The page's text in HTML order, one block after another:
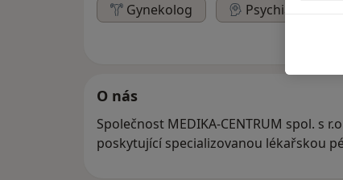
Gynekolog
Psychiatr
O nás
Společnost MEDIKA-CENTRUM spol. s
poskytující specializovanou lékařskou